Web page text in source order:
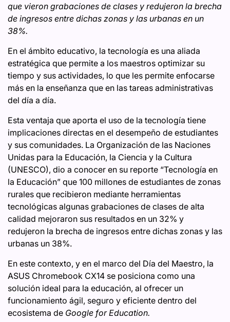
que vieron grabaciones de clases y redujeron la brecha
de ingresos entre dichas zonas y las urbanas en un
38%.
En el ámbito educativo, la tecnología es una aliada
estratégica que permite a los maestros optimizar su
tiempo y sus actividades, lo que les permite enfocarse
más en la enseñanza que en las tareas administrativas
del día a día.
Esta ventaja que aporta el uso de la tecnología tiene
implicaciones directas en el desempeño de estudiantes
y sus comunidades. La Organización de las Naciones
Unidas para la Educación, la Ciencia y la Cultura
(UNESCO), dio a conocer en su reporte “Tecnología en
la Educación” que 100 millones de estudiantes de zonas
rurales que recibieron mediante herramientas
tecnológicas algunas grabaciones de clases de alta
calidad mejoraron sus resultados en un 32% y
redujeron la brecha de ingresos entre dichas zonas y las
urbanas un 38%.
En este contexto, y en el marco del Día del Maestro, la
ASUS Chromebook CX14 se posiciona como una
solución ideal para la educación, al ofrecer un
funcionamiento ágil, seguro y eficiente dentro del
ecosistema de Google for Education.